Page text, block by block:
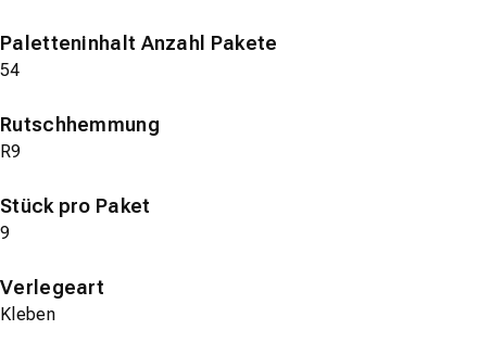
Paletteninhalt Anzahl Pakete
54
Rutschhemmung
R9
Stück pro Paket
9
Verlegeart
Kleben